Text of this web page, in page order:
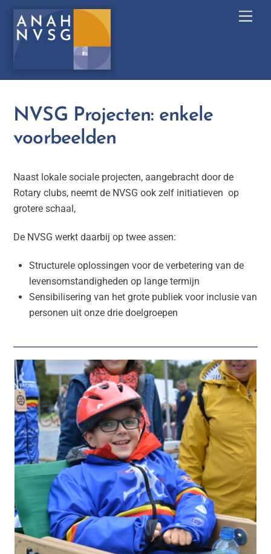
Skip
content
NVSG Projecten: enkele
voorbeelden
Naast lokale sociale projecten, aangebracht door de
Rotary clubs, neemt de NVSG ook zelf initiatieven op
grotere schaal,
De NVSG werkt daarbij op twee assen:
Structurele oplossingen voor de verbetering van de
levensomstandigheden op lange termijn
Sensibilisering van het grote publiek voor inclusie van
personen uit onze drie doelgroepen